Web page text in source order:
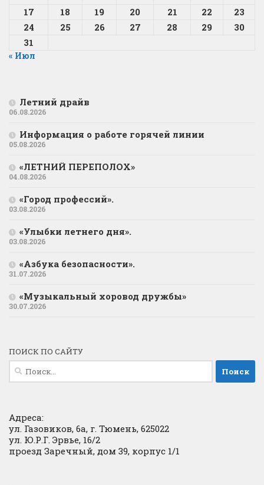
17
18 19 20 21 22
23
24
25 26 27 28 29
30
31
« Июл
Летний драйв
06.08.2026
Информация о работе горячей линии
05.08.2026
«ЛЕТНИЙ ПЕРЕПОЛОХ»
04.08.2026
«Город профессий».
03.08.2026
«Улыбки летнего дня».
03.08.2026
«Азбука безопасности».
31.07.2026
«Музыкальный хоровод дружбы»
30.07.2026
ПОИСК ПО САЙТУ
Найти:
Адреса:
ул. Газовиков, 6а, г. Тюмень, 625022
ул. Ю.Р.Г. Эрвье, 16/2
проезд Заречный, дом 39, корпус 1/1